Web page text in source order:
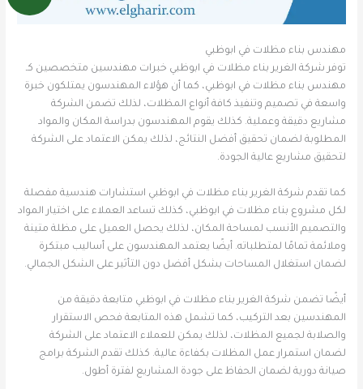
مهندس بناء مظلات في ابوظبي
توفر شركة الغرير بناء مظلات في ابوظبي خبرات مهندسين متخصصين كـ
مهندس بناء مظلات في ابوظبي، كما أن هؤلاء المهندسون يمتلكون خبرة
واسعة في تصميم وتنفيذ كافة أنواع المظلات، لذلك تضمن الشركة
مشاريع دقيقة وعملية. كذلك يقوم المهندسون بدراسة المكان والمواد
المطلوبة لضمان تحقيق أفضل النتائج، لذلك يمكن الاعتماد على الشركة
لتحقيق مشاريع عالية الجودة.
كما تقدم شركة الغرير بناء مظلات في ابوظبي استشارات هندسية مفصلة
لكل مشروع بناء مظلات في ابوظبي، كذلك تساعد العملاء على اختيار المواد
والتصميم الأنسب لمساحة المكان، لذلك يحصل العميل على مظلة متينة
وملائمة تمامًا لمتطلباته. أيضًا يعتمد المهندسون على أساليب مبتكرة
لضمان استغلال المساحات بشكل أفضل دون التأثير على الشكل الجمالي.
أيضًا تضمن شركة الغرير بناء مظلات في ابوظبي متابعة دقيقة من
المهندسين بعد التركيب، كما تشمل هذه المتابعة فحص الاستقرار
والصلابة لجميع المظلات، لذلك يمكن للعملاء الاعتماد على الشركة
لضمان استمرار عمل المظلات بكفاءة عالية. كذلك تقدم الشركة برامج
صيانة دورية لضمان الحفاظ على جودة المشاريع لفترة أطول.